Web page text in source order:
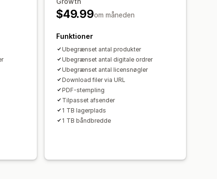
$49.99om måneden
Funktioner
Ubegrænset antal produkter
Ubegrænset antal digitale ordrer
Ubegrænset antal licensnøgler
Download filer via URL
PDF-stempling
Tilpasset afsender
1 TB lagerplads
1 TB båndbredde